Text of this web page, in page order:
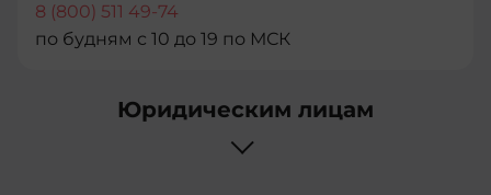
+358
+387
8 (800) 511 49-74
по будням с 10 до 19 по МСК
Юридическим лицам